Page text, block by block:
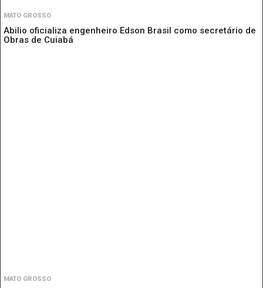
MATO GROSSO
Abilio oficializa engenheiro Edson Brasil como secretário de
Obras de Cuiabá
MATO GROSSO